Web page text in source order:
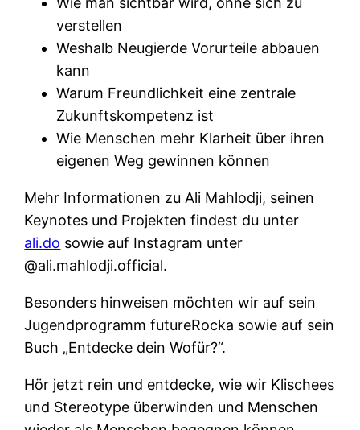
verstellen
Weshalb Neugierde Vorurteile abbauen
kann
Warum Freundlichkeit eine zentrale
Zukunftskompetenz ist
Wie Menschen mehr Klarheit über ihren
eigenen Weg gewinnen können
Mehr Informationen zu Ali Mahlodji, seinen
Keynotes und Projekten findest du unter
ali.do sowie auf Instagram unter
@ali.mahlodji.official.
Besonders hinweisen möchten wir auf sein
Jugendprogramm futureRocka sowie auf sein
Buch „Entdecke dein Wofür?“.
Hör jetzt rein und entdecke, wie wir Klischees
und Stereotype überwinden und Menschen